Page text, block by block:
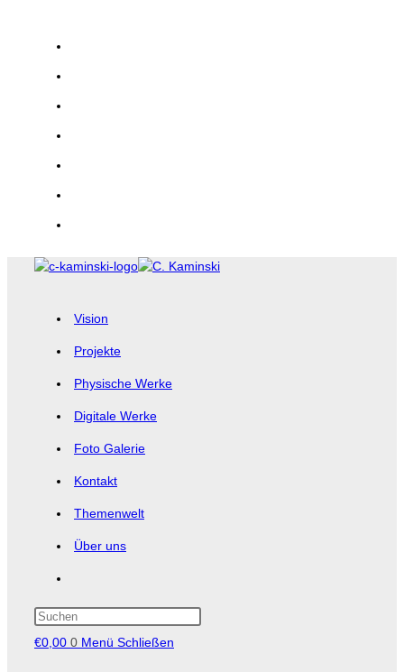
Vision
Projekte
Physische Werke
Digitale Werke
Foto Galerie
Kontakt
Themenwelt
Über uns
Suche
umschalten
€0,00 0 Menü Schließen